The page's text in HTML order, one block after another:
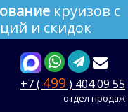
круизов с
и скидок
+7 ( 499 ) 404 09 55
отдел продаж